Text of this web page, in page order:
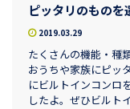
ピッタリのもの
2019.03.29
たくさんの機能・種
おうちや家族にピッ
にビルトインコンロ
したよ。ぜひビルト